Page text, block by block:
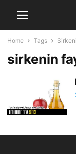
Home Tags
sirkenin